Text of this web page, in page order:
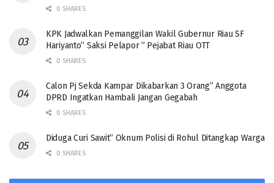
0 SHARES
KPK Jadwalkan Pemanggilan Wakil Gubernur Riau SF
Hariyanto” Saksi Pelapor ” Pejabat Riau OTT
0 SHARES
Calon Pj Sekda Kampar Dikabarkan 3 Orang” Anggota
DPRD Ingatkan Hambali Jangan Gegabah
0 SHARES
Diduga Curi Sawit” Oknum Polisi di Rohul Ditangkap Warga
0 SHARES